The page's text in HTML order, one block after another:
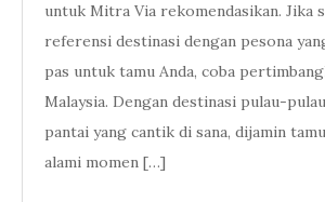
untuk Mitra Via rekomendasikan. Jika
referensi destinasi dengan pesona
pas untuk tamu Anda, coba
Malaysia. Dengan destinasi pulau-
pantai yang cantik di sana, dijamin
alami momen […]